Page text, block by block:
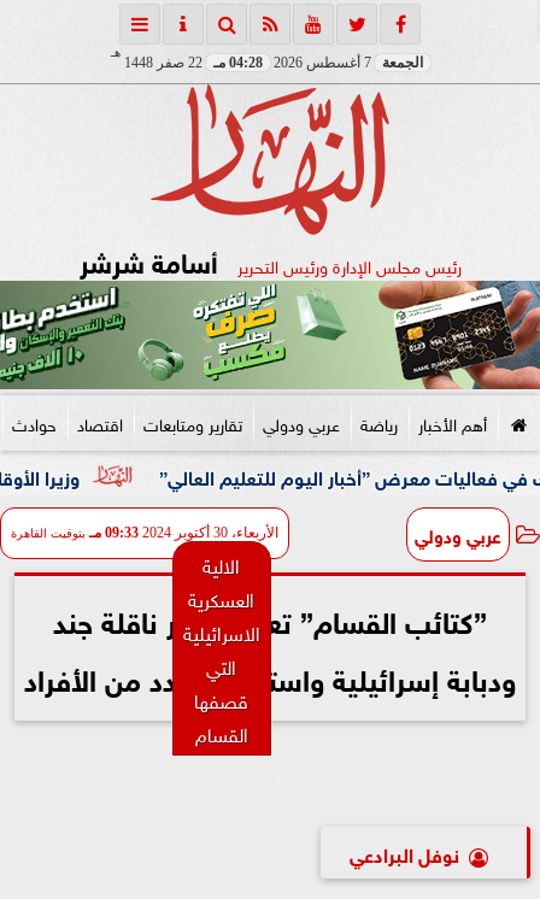
الجمعة 7 أغسطس 2026 04:28 مـ 22 صفر 1448
هـ
رئيس مجلس الإدارة ورئيس التحرير أسامة شرشر
أهم الأخبار رياضة عربي ودولي تقارير ومتابعات اقتصاد حوادث
وزيرا الأوقاف ”أخبار اليوم للتعليم العالي”
عربي ودولي الأربعاء، 30 أكتوبر 2024 09:33 مـ بتوقيت القاهرة
”كتائب القسام” تعلن تفجير ناقلة جند
ودبابة إسرائيلية واستهداف عدد من الأفراد
الالية
العسكرية
الاسرائيلية
التي
قصفها
القسام
نوفل البرادعي